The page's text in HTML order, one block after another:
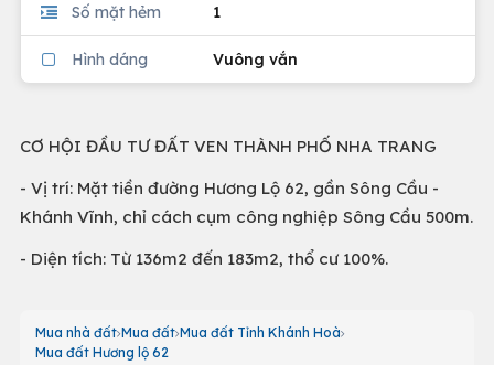
Số mặt hẻm 1
Hình dáng Vuông vắn
CƠ HỘI ĐẦU TƯ ĐẤT VEN THÀNH PHỐ NHA TRANG
- Vị trí: Mặt tiền đường Hương Lộ 62, gần Sông Cầu -
Khánh Vĩnh, chỉ cách cụm công nghiệp Sông Cầu 500m.
- Diện tích: Từ 136m2 đến 183m2, thổ cư 100%.
Mua nhà đất Mua đất Mua đất Tỉnh Khánh Hoà
Mua đất Hương lộ 62